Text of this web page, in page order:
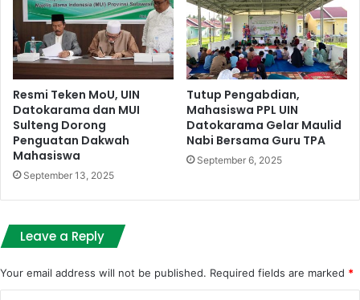
Resmi Teken MoU, UIN
Datokarama dan MUI
Sulteng Dorong
Penguatan Dakwah
Mahasiswa
September 13, 2025
Tutup Pengabdian,
Mahasiswa PPL UIN
Datokarama Gelar Maulid
Nabi Bersama Guru TPA
September 6, 2025
Leave a Reply
Your email address will not be published. Required fields are marked *